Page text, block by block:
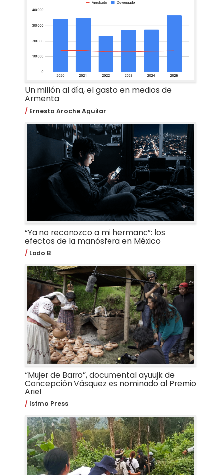
Un millón al día, el gasto en medios de
Armenta
Ernesto Aroche Aguilar
“Ya no reconozco a mi hermano”: los
efectos de la manósfera en México
Lado B
“Mujer de Barro”, documental ayuujk de
Concepción Vásquez es nominado al Premio
Ariel
Istmo Press